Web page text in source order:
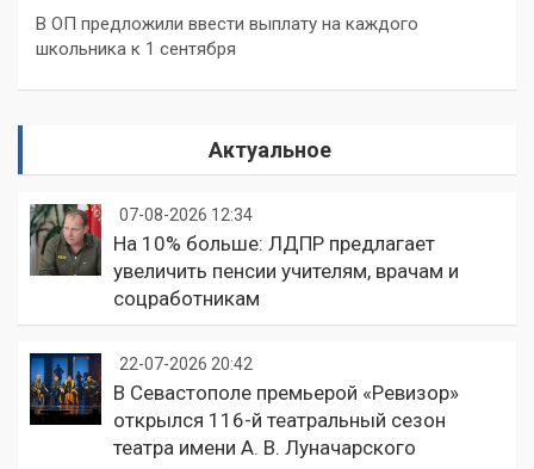
В ОП предложили ввести выплату на каждого
школьника к 1 сентября
Актуальное
07-08-2026 12:34
На 10% больше: ЛДПР предлагает
увеличить пенсии учителям, врачам и
соцработникам
22-07-2026 20:42
В Севастополе премьерой «Ревизор»
открылся 116-й театральный сезон
театра имени А. В. Луначарского